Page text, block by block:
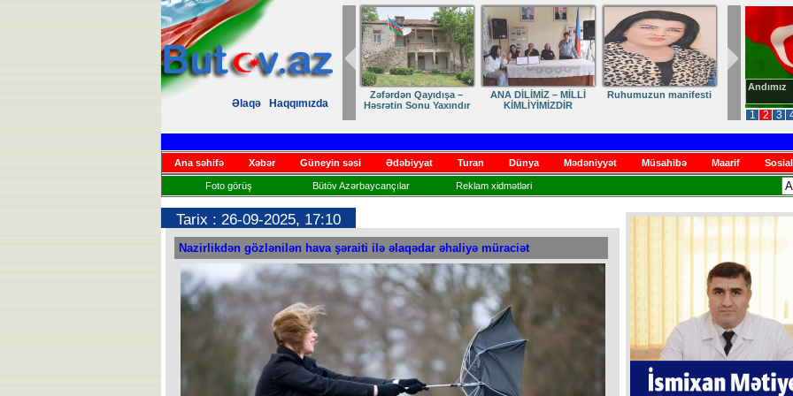
Əlaqə
Haqqımızda
1 2 3
Andımız
Zəfərdən Qayıdışa –
Həsrətin Sonu Yaxındır
ANA DİLİMİZ – MİLLİ
KİMLİYİMİZDİR
Ruhumuzun manifesti
Ana səhifə Xəbər Güneyin səsi Ədəbiyyat Turan Dünya Mədəniyyət Müsahibə Maarif
Foto görüş Bütöv Azərbaycançılar Reklam xidmətləri
Tarix : 26-09-2025, 17:10
Nazirlikdən gözlənilən hava şəraiti ilə əlaqədar əhaliyə müraciət